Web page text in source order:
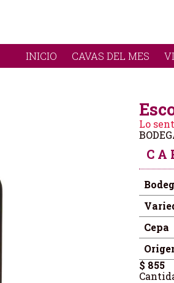
INICIO CAVAS DEL MES
Lo
Cepa
$ 855